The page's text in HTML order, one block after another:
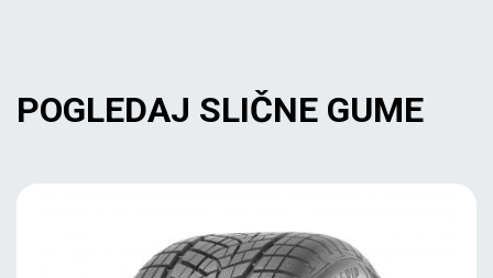
POGLEDAJ SLIČNE GUME